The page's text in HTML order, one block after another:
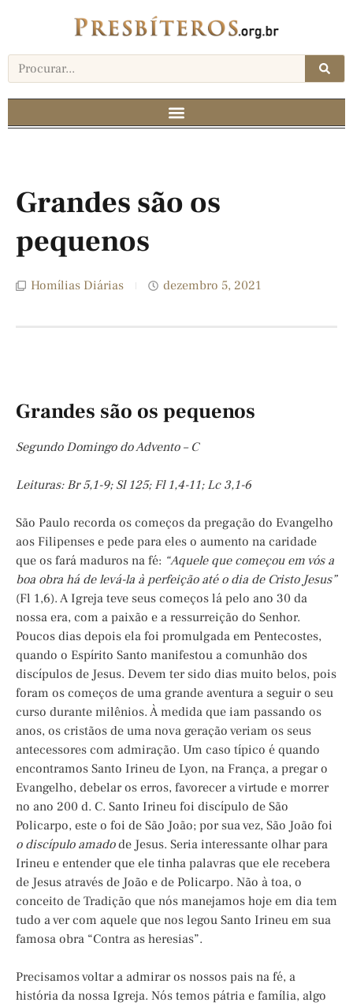
Grandes são os
pequenos
Homílias Diárias dezembro 5, 2021
Grandes são os pequenos
Segundo Domingo do Advento – C
Leituras: Br 5,1-9; Sl 125; Fl 1,4-11; Lc 3,1-6
São Paulo recorda os começos da pregação do Evangelho
aos Filipenses e pede para eles o aumento na caridade
que os fará maduros na fé: “Aquele que começou em vós a
boa obra há de levá-la à perfeição até o dia de Cristo Jesus”
(Fl 1,6). A Igreja teve seus começos lá pelo ano 30 da
nossa era, com a paixão e a ressurreição do Senhor.
Poucos dias depois ela foi promulgada em Pentecostes,
quando o Espírito Santo manifestou a comunhão dos
discípulos de Jesus. Devem ter sido dias muito belos, pois
foram os começos de uma grande aventura a seguir o seu
curso durante milênios. À medida que iam passando os
anos, os cristãos de uma nova geração veriam os seus
antecessores com admiração. Um caso típico é quando
encontramos Santo Irineu de Lyon, na França, a pregar o
Evangelho, debelar os erros, favorecer a virtude e morrer
no ano 200 d. C. Santo Irineu foi discípulo de São
Policarpo, este o foi de São João; por sua vez, São João foi
o discípulo amadode Jesus. Seria interessante olhar para
Irineu e entender que ele tinha palavras que ele recebera
de Jesus através de João e de Policarpo. Não à toa, o
conceito de Tradição que nós manejamos hoje em dia tem
tudo a ver com aquele que nos legou Santo Irineu em sua
famosa obra “Contra as heresias”.
Precisamos voltar a admirar os nossos pais na fé, a
história da nossa Igreja. Nós temos pátria e família, algo